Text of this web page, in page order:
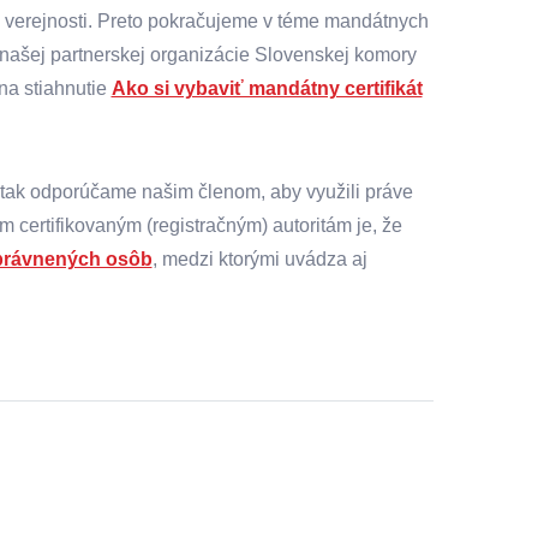
Preto pokračujeme v téme mandátnych
partnerskej organizácie Slovenskej komory
stiahnutie Ako si vybaviť mandátny certifikát
odporúčame našim členom, aby využili práve
certifikovaným (registračným) autoritám je, že
osôb, medzi ktorými uvádza aj